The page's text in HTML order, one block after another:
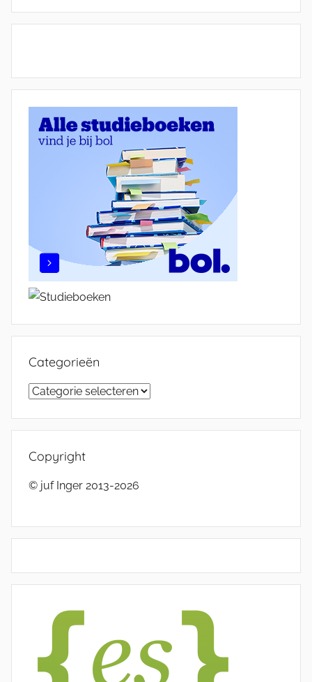
Categorieën
Categorieën
Copyright
© juf Inger 2013-2026